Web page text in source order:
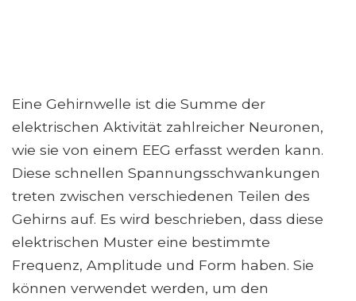
Eine Gehirnwelle ist die Summe der
elektrischen Aktivität zahlreicher Neuronen,
wie sie von einem EEG erfasst werden kann.
Diese schnellen Spannungsschwankungen
treten zwischen verschiedenen Teilen des
Gehirns auf. Es wird beschrieben, dass diese
elektrischen Muster eine bestimmte
Frequenz, Amplitude und Form haben. Sie
können verwendet werden, um den